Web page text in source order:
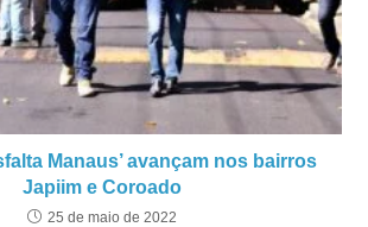
Manaus’ avançam nos bairros
Japiim e Coroado
25 de maio de 2022